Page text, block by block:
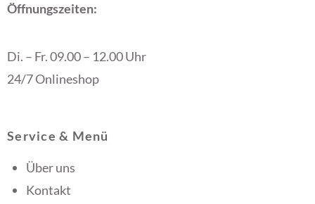
Öffnungszeiten:
Di. – Fr. 09.00 – 12.00 Uhr
24/7 Onlineshop
Service & Menü
Über uns
Kontakt